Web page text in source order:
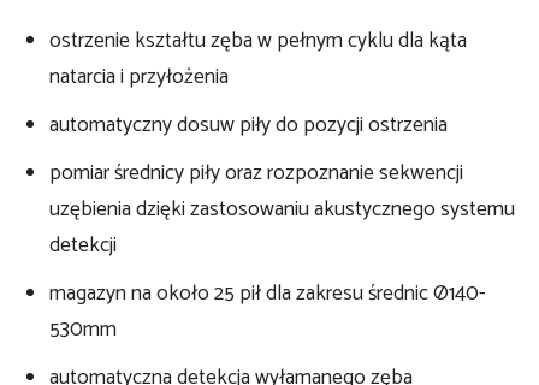
ostrzenie kształtu zęba w pełnym cyklu dla kąta
natarcia i przyłożenia
automatyczny dosuw piły do pozycji ostrzenia
pomiar średnicy piły oraz rozpoznanie sekwencji
uzębienia dzięki zastosowaniu akustycznego systemu
detekcji
magazyn na około 25 pił dla zakresu średnic Ø140-
530mm